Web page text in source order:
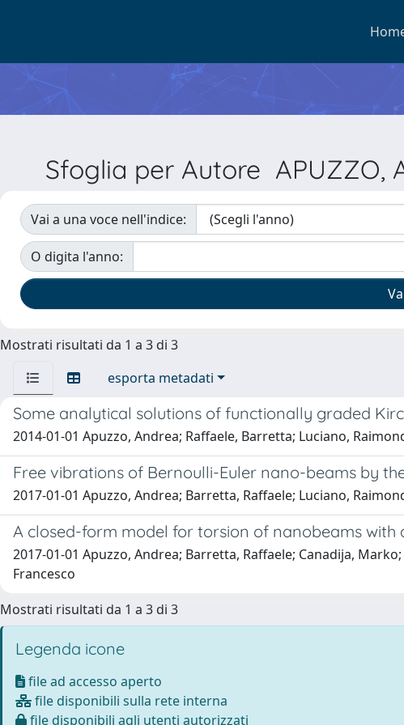
Sfoglia per Autore APUZZO,
Vai a una voce nell'indice:
O digita l'anno:
Mostrati risultati da 1 a 3 di 3
esporta metadati
Some analytical solutions of functionally graded
2014-01-01 Apuzzo, Andrea; Raffaele, Barretta; Luciano,
Free vibrations of Bernoulli-Euler nano-beams by
2017-01-01 Apuzzo, Andrea; Barretta, Raffaele; Luciano,
A closed-form model for torsion of nanobeams
2017-01-01 Apuzzo, Andrea; Barretta, Raffaele; Canadija,
Francesco
Mostrati risultati da 1 a 3 di 3
Legenda icone
file ad accesso aperto
file disponibili sulla rete interna
file disponibili agli utenti autorizzati